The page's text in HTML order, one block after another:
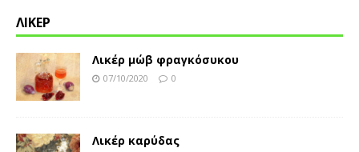
ΛΙΚΕΡ
Λικέρ μώβ φραγκόσυκου
07/10/2020 0
Λικέρ καρύδας